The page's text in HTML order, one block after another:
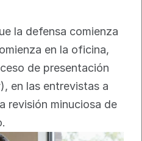
la defensa comienza
en la oficina,
de presentación
en las entrevistas a
revisión minuciosa de